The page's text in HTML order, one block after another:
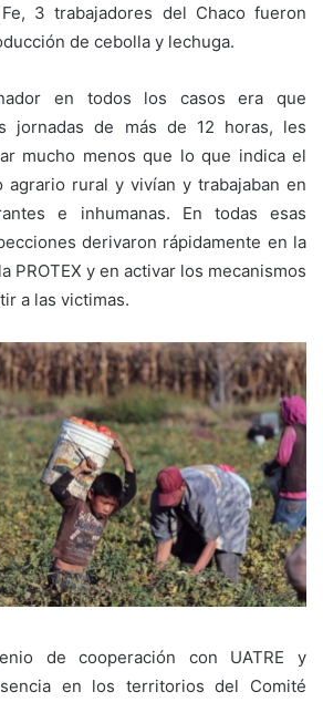
3 trabajadores del Chaco fueron
de cebolla y lechuga.
en todos los casos era que
jornadas de más de 12 horas, les
mucho menos que lo que indica el
agrario rural y vivían y trabajaban en
e inhumanas. En todas esas
derivaron rápidamente en la
PROTEX y en activar los mecanismos
a las victimas.
de cooperación con UATRE y
en los territorios del Comité